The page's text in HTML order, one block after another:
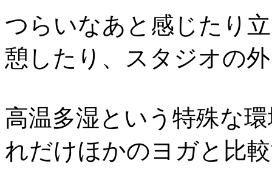
つらいなあと感じたり
憩したり、スタジオの
高温多湿という特殊な
れだけほかのヨガと比